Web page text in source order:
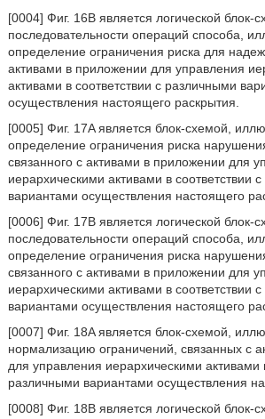
[0004] Фиг. 16B является логической блок-
последовательности операций способа,
определение ограничения риска для
активами в приложении для управления
активами в соответствии с различными
осуществления настоящего раскрытия.
[0005] Фиг. 17A является блок-схемой,
определение ограничения риска
связанного с активами в приложении для
иерархическими активами в соответствии
вариантами осуществления настоящего
[0006] Фиг. 17B является логической блок-
последовательности операций способа,
определение ограничения риска
связанного с активами в приложении для
иерархическими активами в соответствии
вариантами осуществления настоящего
[0007] Фиг. 18A является блок-схемой,
нормализацию ограничений, связанных с
для управления иерархическими активами
различными вариантами осуществления
[0008] Фиг. 18B является логической блок-